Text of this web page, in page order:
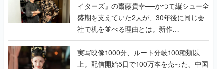
イターズ』の齋藤貴幸──かつて縦シュー全
盛期を支えていた2人が、30年後に同じ会
社で机を並べる理由とは。新作
『TATSUJIN EXTREME』で初タッグを組
んだレジェンド2人に訊く開発秘話
実写映像1000分、ルート分岐100種類以
上。配信開始5日で100万本を売った、中国